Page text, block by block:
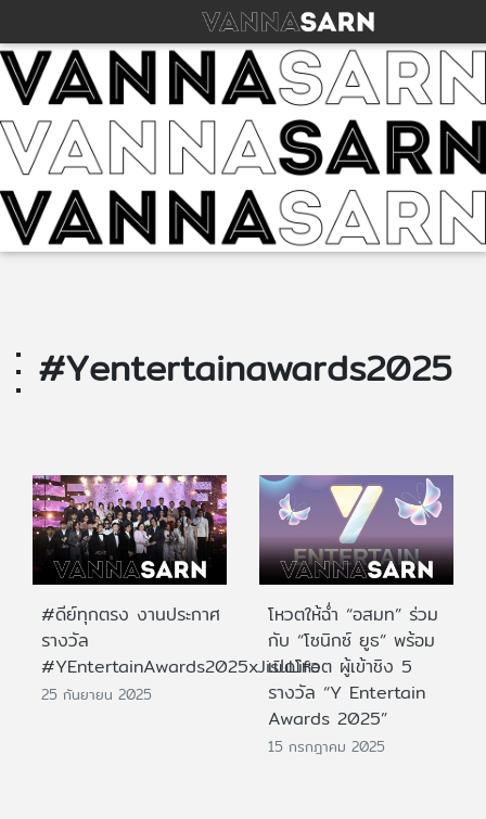
#Yentertainawards2025
#ดีย์ทุกตรง งานประกาศ
รางวัล
#YEntertainAwards2025xJisuLife
25 กันยายน 2025
โหวตให้ฉ่ำ “อสมท” ร่วม
กับ “โซนิกซ์ ยูธ” พร้อม
เปิดโหวต ผู้เข้าชิง 5
รางวัล “Y Entertain
Awards 2025”
15 กรกฎาคม 2025